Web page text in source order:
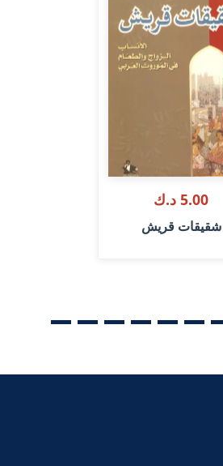
5.00 د.ك
شقيقات قريش